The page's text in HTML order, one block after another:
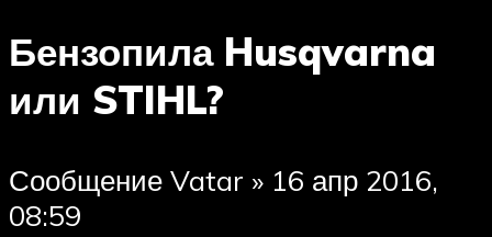
Бензопила Husqvarna
или STIHL?
Сообщение Vatar » 16 апр 2016,
08:59